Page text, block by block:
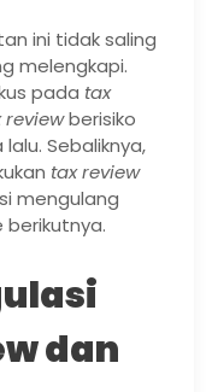
ini tidak saling
melengkapi.
pada tax
reviewberisiko
Sebaliknya,
tax review
mengulang
berikutnya.
dan